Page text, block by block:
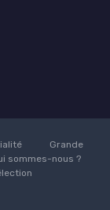
Grande
sommes-nous ?